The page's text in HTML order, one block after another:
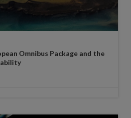
Omnibus Package and the